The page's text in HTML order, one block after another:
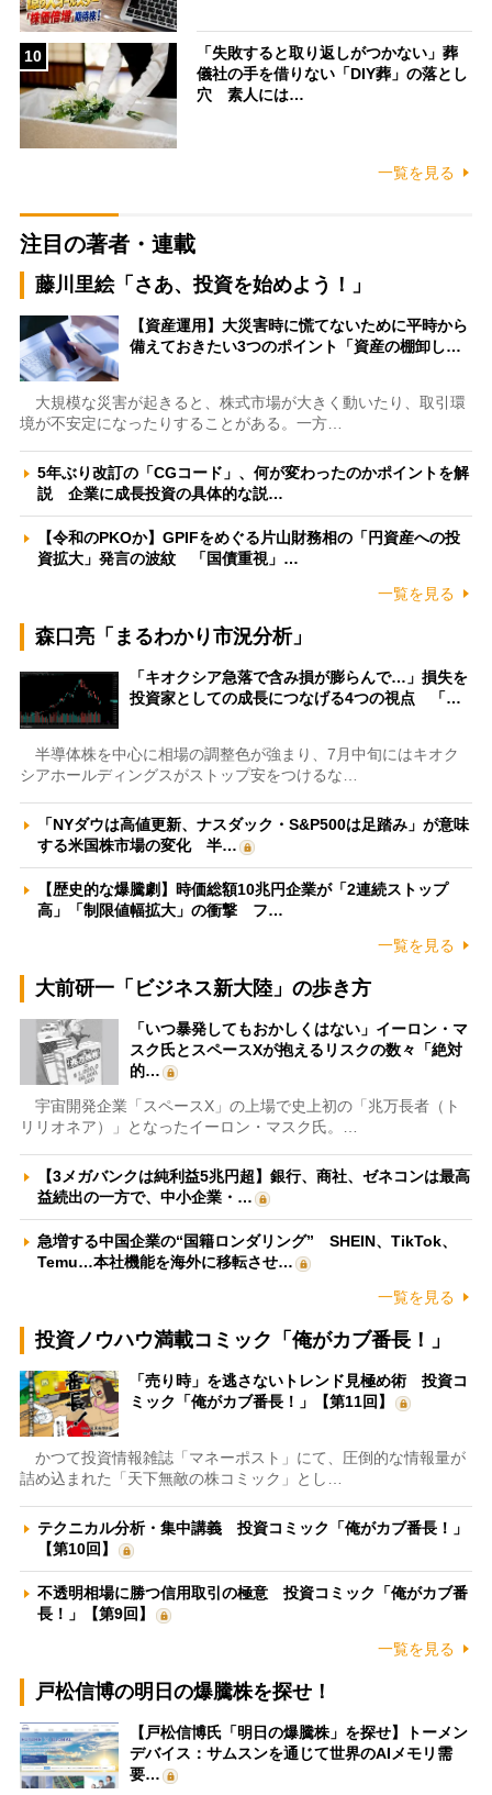
10
「失敗すると取り返しがつかない」葬
儀社の手を借りない「DIY葬」の落とし
穴 素人には…
一覧を見る
注目の著者・連載
藤川里絵「さあ、投資を始めよう！」
【資産運用】大災害時に慌てないために平時から
備えておきたい3つのポイント「資産の棚卸し…
大規模な災害が起きると、株式市場が大きく動いたり、取引環
境が不安定になったりすることがある。一方…
5年ぶり改訂の「CGコード」、何が変わったのかポイントを解
説 企業に成長投資の具体的な説…
【令和のPKOか】GPIFをめぐる片山財務相の「円資産への投
資拡大」発言の波紋 「国債重視」…
一覧を見る
森口亮「まるわかり市況分析」
「キオクシア急落で含み損が膨らんで…」損失を
投資家としての成長につなげる4つの視点 「…
半導体株を中心に相場の調整色が強まり、7月中旬にはキオク
シアホールディングスがストップ安をつけるな…
「NYダウは高値更新、ナスダック・S&P500は足踏み」が意味
する米国株市場の変化 半…
【歴史的な爆騰劇】時価総額10兆円企業が「2連続ストップ
高」「制限値幅拡大」の衝撃 フ…
一覧を見る
大前研一「ビジネス新大陸」の歩き方
「いつ暴発してもおかしくはない」イーロン・マ
スク氏とスペースXが抱えるリスクの数々「絶対
的…
宇宙開発企業「スペースX」の上場で史上初の「兆万長者（ト
リリオネア）」となったイーロン・マスク氏。…
【3メガバンクは純利益5兆円超】銀行、商社、ゼネコンは最高
益続出の一方で、中小企業・…
急増する中国企業の“国籍ロンダリング” SHEIN、TikTok、
Temu…本社機能を海外に移転させ…
一覧を見る
投資ノウハウ満載コミック「俺がカブ番長！」
「売り時」を逃さないトレンド見極め術 投資コ
ミック「俺がカブ番長！」【第11回】
かつて投資情報雑誌「マネーポスト」にて、圧倒的な情報量が
詰め込まれた「天下無敵の株コミック」とし…
テクニカル分析・集中講義 投資コミック「俺がカブ番長！」
【第10回】
不透明相場に勝つ信用取引の極意 投資コミック「俺がカブ番
長！」【第9回】
一覧を見る
戸松信博の明日の爆騰株を探せ！
【戸松信博氏「明日の爆騰株」を探せ】トーメン
デバイス：サムスンを通じて世界のAIメモリ需
要…